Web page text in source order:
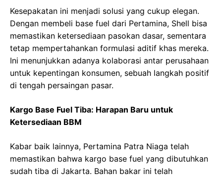
Kesepakatan ini menjadi solusi yang cukup elegan.
Dengan membeli base fuel dari Pertamina, Shell bisa
memastikan ketersediaan pasokan dasar, sementara
tetap mempertahankan formulasi aditif khas mereka.
Ini menunjukkan adanya kolaborasi antar perusahaan
untuk kepentingan konsumen, sebuah langkah positif
di tengah persaingan pasar.
Kargo Base Fuel Tiba: Harapan Baru untuk
Ketersediaan BBM
Kabar baik lainnya, Pertamina Patra Niaga telah
memastikan bahwa kargo base fuel yang dibutuhkan
sudah tiba di Jakarta. Bahan bakar ini telah